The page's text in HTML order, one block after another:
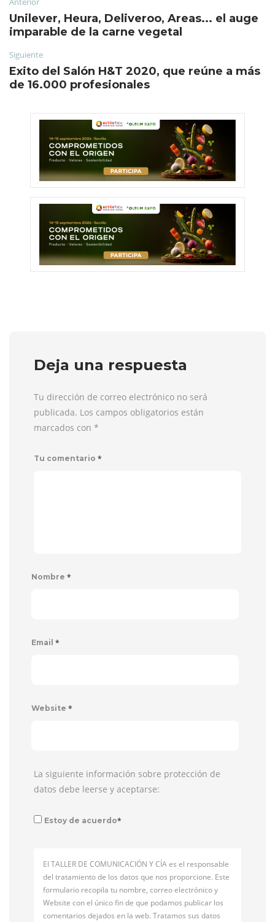
Unilever, Heura, Deliveroo, Areas... el auge
imparable de la carne vegetal
Siguiente
Exito del Salón H&T 2020, que reúne a más
de 16.000 profesionales
Deja una respuesta
Tu dirección de correo electrónico no será
publicada. Los campos obligatorios están
marcados con *
Tu comentario *
Nombre *
Email *
Website *
La siguiente información sobre protección de
datos debe leerse y aceptarse:
Estoy de acuerdo*
El TALLER DE COMUNICACIÓN Y CÍA es el responsable
del tratamiento de los datos que nos proporcione. Este
formulario recopila tu nombre, correo electrónico y
Website con el único fin de que podamos publicar los
comentarios dejados en la web. Tratamos sus datos